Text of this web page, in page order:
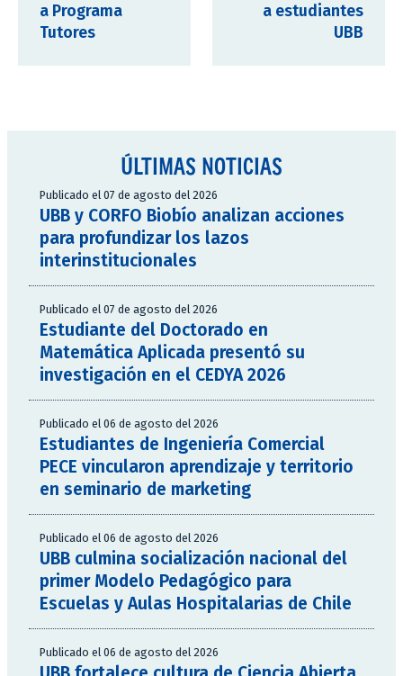
a Programa
Tutores
a estudiantes
UBB
ÚLTIMAS NOTICIAS
Publicado el 07 de agosto del 2026
UBB y CORFO Biobío analizan acciones
para profundizar los lazos
interinstitucionales
Publicado el 07 de agosto del 2026
Estudiante del Doctorado en
Matemática Aplicada presentó su
investigación en el CEDYA 2026
Publicado el 06 de agosto del 2026
Estudiantes de Ingeniería Comercial
PECE vincularon aprendizaje y territorio
en seminario de marketing
Publicado el 06 de agosto del 2026
UBB culmina socialización nacional del
primer Modelo Pedagógico para
Escuelas y Aulas Hospitalarias de Chile
Publicado el 06 de agosto del 2026